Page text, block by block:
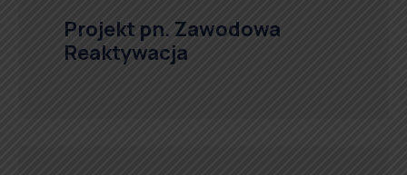
Projekt pn. Zawodowa
Reaktywacja